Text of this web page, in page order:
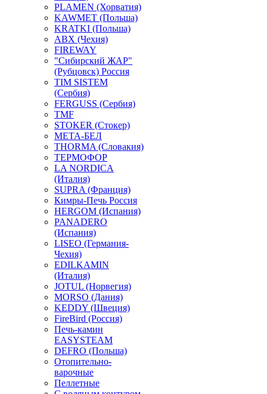
PLAMEN (Хорватия)
KAWMET (Польша)
KRATKI (Польша)
ABX (Чехия)
FIREWAY
"Сибирский ЖАР"
(Рубцовск) Россия
TIM SISTEM
(Сербия)
FERGUSS (Сербия)
TMF
STOKER (Стокер)
МЕТА-БЕЛ
THORMA (Словакия)
ТЕРМОФОР
LA NORDICA
(Италия)
SUPRA (Франция)
Кимры-Печь Россия
HERGOM (Испания)
PANADERO
(Испания)
LISEO (Германия-
Чехия)
EDILKAMIN
(Италия)
JOTUL (Норвегия)
MORSO (Дания)
KEDDY (Швеция)
FireBird (Россия)
Печь-камин
EASYSTEAM
DEFRO (Польша)
Отопительно-
варочные
Пеллетные